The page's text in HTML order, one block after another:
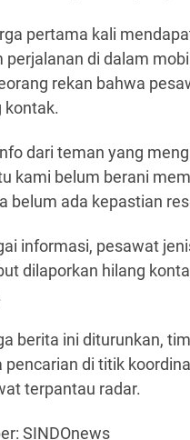
pertama kali
perjalanan di dalam
rekan bahwa
kontak.
dari teman yang
kami belum berani
belum ada kepastian
informasi, pesawat
dilaporkan hilang
berita ini diturunkan,
pencarian di titik
terpantau radar.
SINDOnews